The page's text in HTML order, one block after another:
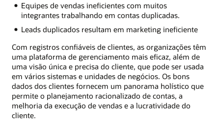
Equipes de vendas ineficientes com muitos
integrantes trabalhando em contas duplicadas.
Leads duplicados resultam em marketing ineficiente
Com registros confiáveis de clientes, as organizações têm
uma plataforma de gerenciamento mais eficaz, além de
uma visão única e precisa do cliente, que pode ser usada
em vários sistemas e unidades de negócios. Os bons
dados dos clientes fornecem um panorama holístico que
permite o planejamento racionalizado de contas, a
melhoria da execução de vendas e a lucratividade do
cliente.